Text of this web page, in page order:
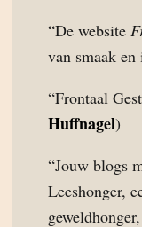
“De website
van smaak
“Frontaal
Huffnagel)
“Jouw blogs
Leeshonger,